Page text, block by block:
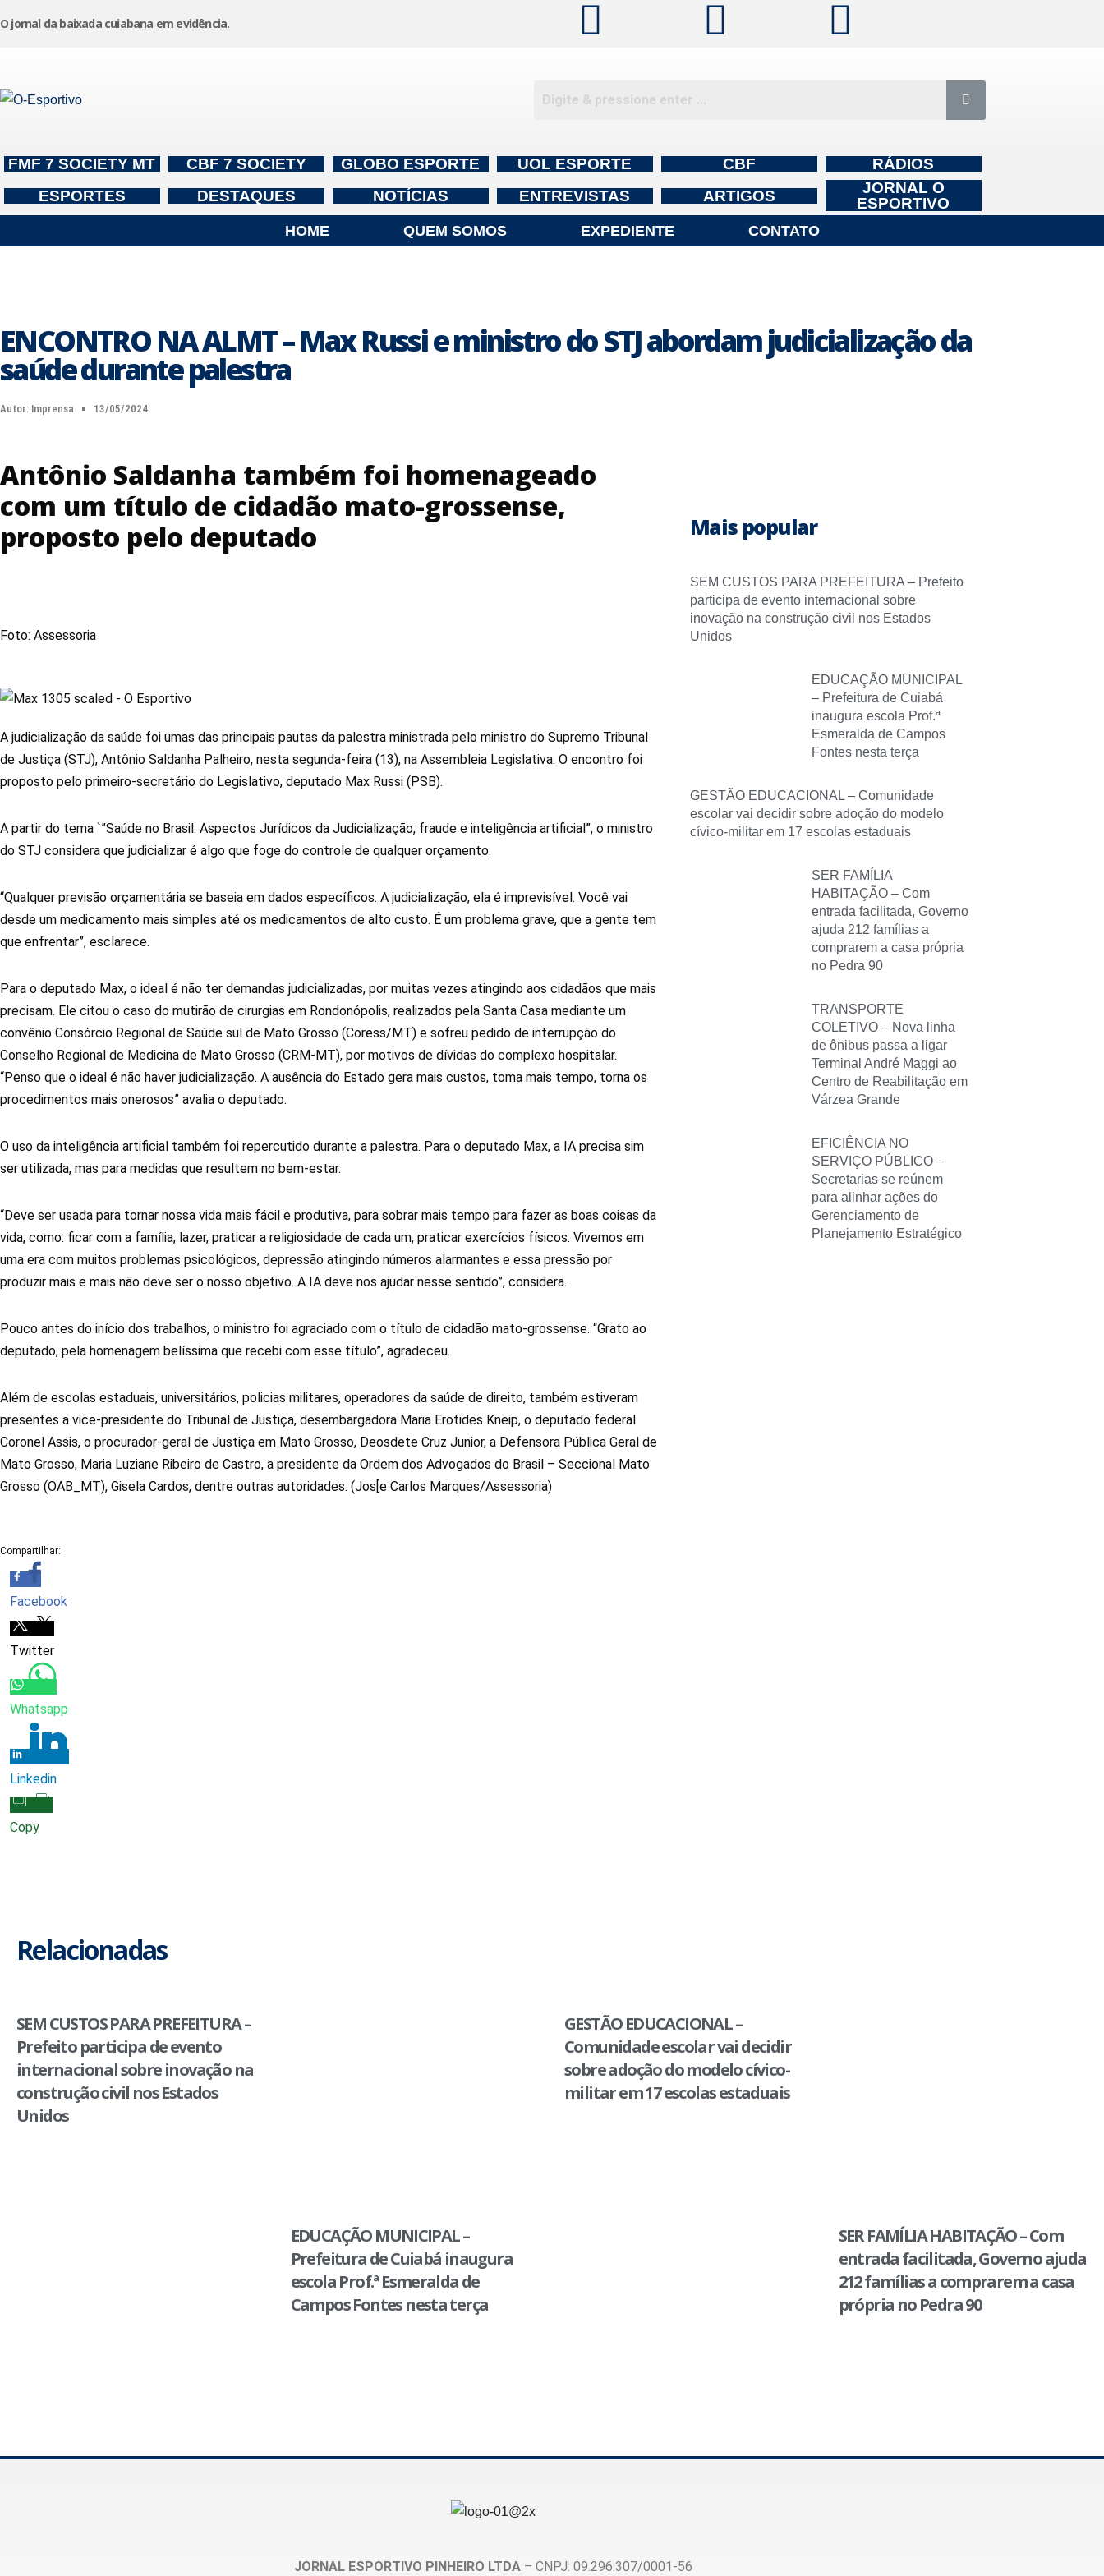
o
O jornal da baixada cuiabana em evidência.
FMF 7 SOCIETY MT CBF 7 SOCIETY GLOBO ESPORTE UOL ESPORTE CBF
RÁDIOS
ESPORTES
DESTAQUES NOTÍCIAS ENTREVISTAS ARTIGOS
JORNAL O
ESPORTIVO
HOME QUEM SOMOS EXPEDIENTE CONTATO
ENCONTRO NA ALMT – Max Russi e ministro do STJ abordam judicialização da
saúde durante palestra
Autor: Imprensa 13/05/2024
Antônio Saldanha também foi homenageado
com um título de cidadão mato-grossense,
proposto pelo deputado
Foto: Assessoria
A judicialização da saúde foi umas das principais pautas da palestra ministrada pelo ministro do Supremo Tribunal
de Justiça (STJ), Antônio Saldanha Palheiro, nesta segunda-feira (13), na Assembleia Legislativa. O encontro foi
proposto pelo primeiro-secretário do Legislativo, deputado Max Russi (PSB).
A partir do tema `”Saúde no Brasil: Aspectos Jurídicos da Judicialização, fraude e inteligência artificial”, o ministro
do STJ considera que judicializar é algo que foge do controle de qualquer orçamento.
“Qualquer previsão orçamentária se baseia em dados específicos. A judicialização, ela é imprevisível. Você vai
desde um medicamento mais simples até os medicamentos de alto custo. É um problema grave, que a gente tem
que enfrentar”, esclarece.
Para o deputado Max, o ideal é não ter demandas judicializadas, por muitas vezes atingindo aos cidadãos que mais
precisam. Ele citou o caso do mutirão de cirurgias em Rondonópolis, realizados pela Santa Casa mediante um
convênio Consórcio Regional de Saúde sul de Mato Grosso (Coress/MT) e sofreu pedido de interrupção do
Conselho Regional de Medicina de Mato Grosso (CRM-MT), por motivos de dívidas do complexo hospitalar.
“Penso que o ideal é não haver judicialização. A ausência do Estado gera mais custos, toma mais tempo, torna os
procedimentos mais onerosos” avalia o deputado.
O uso da inteligência artificial também foi repercutido durante a palestra. Para o deputado Max, a IA precisa sim
ser utilizada, mas para medidas que resultem no bem-estar.
“Deve ser usada para tornar nossa vida mais fácil e produtiva, para sobrar mais tempo para fazer as boas coisas da
vida, como: ficar com a família, lazer, praticar a religiosidade de cada um, praticar exercícios físicos. Vivemos em
uma era com muitos problemas psicológicos, depressão atingindo números alarmantes e essa pressão por
produzir mais e mais não deve ser o nosso objetivo. A IA deve nos ajudar nesse sentido”, considera.
Pouco antes do início dos trabalhos, o ministro foi agraciado com o título de cidadão mato-grossense. “Grato ao
deputado, pela homenagem belíssima que recebi com esse título”, agradeceu.
Além de escolas estaduais, universitários, policias militares, operadores da saúde de direito, também estiveram
presentes a vice-presidente do Tribunal de Justiça, desembargadora Maria Erotides Kneip, o deputado federal
Coronel Assis, o procurador-geral de Justiça em Mato Grosso, Deosdete Cruz Junior, a Defensora Pública Geral de
Mato Grosso, Maria Luziane Ribeiro de Castro, a presidente da Ordem dos Advogados do Brasil – Seccional Mato
Grosso (OAB_MT), Gisela Cardos, dentre outras autoridades. (Jos[e Carlos Marques/Assessoria)
Compartilhar:
Facebook
Twitter
Whatsapp
Linkedin
Copy
Mais popular
SEM CUSTOS PARA PREFEITURA – Prefeito
participa de evento internacional sobre
inovação na construção civil nos Estados
Unidos
EDUCAÇÃO MUNICIPAL
– Prefeitura de Cuiabá
inaugura escola Prof.ª
Esmeralda de Campos
Fontes nesta terça
GESTÃO EDUCACIONAL – Comunidade
escolar vai decidir sobre adoção do modelo
cívico-militar em 17 escolas estaduais
SER FAMÍLIA
HABITAÇÃO – Com
entrada facilitada, Governo
ajuda 212 famílias a
comprarem a casa própria
no Pedra 90
TRANSPORTE
COLETIVO – Nova linha
de ônibus passa a ligar
Terminal André Maggi ao
Centro de Reabilitação em
Várzea Grande
EFICIÊNCIA NO
SERVIÇO PÚBLICO –
Secretarias se reúnem
para alinhar ações do
Gerenciamento de
Planejamento Estratégico
Relacionadas
SEM CUSTOS PARA PREFEITURA –
Prefeito participa de evento
internacional sobre inovação na
construção civil nos Estados
Unidos
EDUCAÇÃO MUNICIPAL –
Prefeitura de Cuiabá inaugura
escola Prof.ª Esmeralda de
Campos Fontes nesta terça
GESTÃO EDUCACIONAL –
Comunidade escolar vai decidir
sobre adoção do modelo cívico-
militar em 17 escolas estaduais
SER FAMÍLIA HABITAÇÃO – Com
entrada facilitada, Governo ajuda
212 famílias a comprarem a casa
própria no Pedra 90
JORNAL ESPORTIVO PINHEIRO LTDA– CNPJ: 09.296.307/0001-56